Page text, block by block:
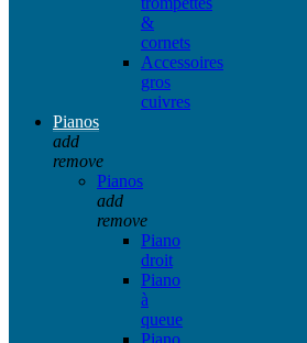
&
cornets
Accessoires
gros
cuivres
Pianos
add
remove
Pianos
add
remove
Piano
droit
Piano
à
queue
Piano